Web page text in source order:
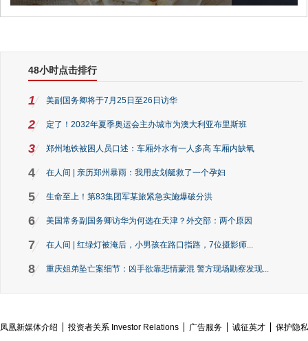
48小时点击排行
1 美副国务卿将于7月25日至26日访华
2 定了！2032年夏季奥运会主办城市为澳大利亚布里斯班
3 郑州地铁被困人员口述：车厢外水有一人多高 车厢内缺氧
4 在人间 | 亲历郑州暴雨：我用皮划艇救了一个孕妇
5 生命至上！第83集团军某旅紧急实施爆破分洪
6 美国常务副国务卿访华为何选在天津？外交部：两个原因
7 在人间 | 红绿灯被淹后，小男孩在路口指路，7位摄影师...
8 重庆姐弟坠亡案细节：凶手欲靠悲情蒙混 警方现场勘察发现...
凤凰新媒体介绍 投资者关系 Investor Relations 广告服务 诚征英才
保护隐